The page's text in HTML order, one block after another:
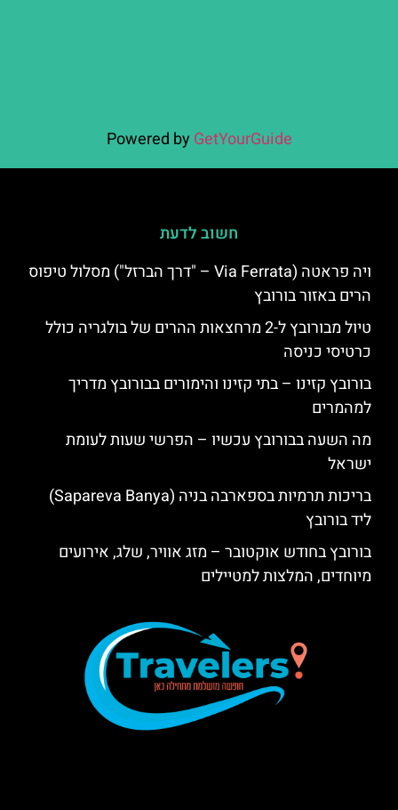
Powered by GetYourGuide
חשוב לדעת
ויה פראטה (Via Ferrata – "דרך הברזל") מסלול טיפוס
הרים באזור בורובץ
טיול מבורובץ ל-2 מרחצאות ההרים של בולגריה כולל
כרטיסי כניסה
בורובץ קזינו – בתי קזינו והימורים בבורובץ מדריך
למהמרים
מה השעה בבורובץ עכשיו – הפרשי שעות לעומת
ישראל
בריכות תרמיות בספארבה בניה (Sapareva Banya)
ליד בורובץ
בורובץ בחודש אוקטובר – מזג אוויר, שלג, אירועים
מיוחדים, המלצות למטיילים